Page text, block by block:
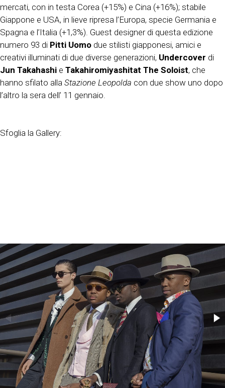
mercati, con in testa Corea (+15%) e Cina (+16%); stabile
Giappone e USA, in lieve ripresa l’Europa, specie Germania e
Spagna e l’Italia (+1,3%). Guest designer di questa edizione
numero 93 di Pitti Uomo due stilisti giapponesi, amici e
creativi illuminati di due diverse generazioni, Undercover di
Jun Takahashi e Takahiromiyashitat The Soloist, che
hanno sfilato alla Stazione Leopolda con due show uno dopo
l’altro la sera dell’ 11 gennaio.
Sfoglia la Gallery: